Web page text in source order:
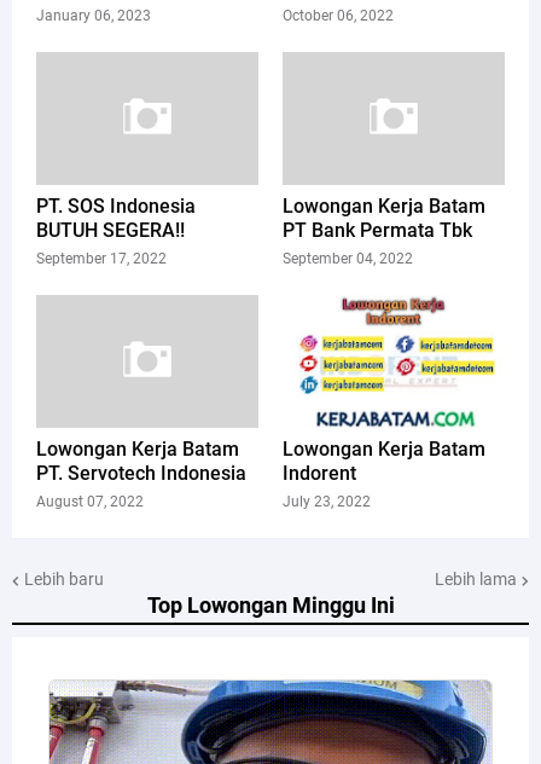
Top Lowongan Minggu Ini
January 06, 2023 October 06, 2022
PT. SOS Indonesia
BUTUH SEGERA!!
September 17, 2022
Lowongan Kerja Batam
PT Bank Permata Tbk
September 04, 2022
Lowongan Kerja Batam
PT. Servotech Indonesia
August 07, 2022
Lowongan Kerja Batam
Indorent
July 23, 2022
Lebih baru Lebih lama